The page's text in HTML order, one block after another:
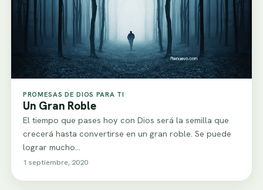
PROMESAS DE DIOS PARA TI
Un Gran Roble
El tiempo que pases hoy con Dios será la semilla que
crecerá hasta convertirse en un gran roble. Se puede
lograr mucho…
1 septiembre, 2020